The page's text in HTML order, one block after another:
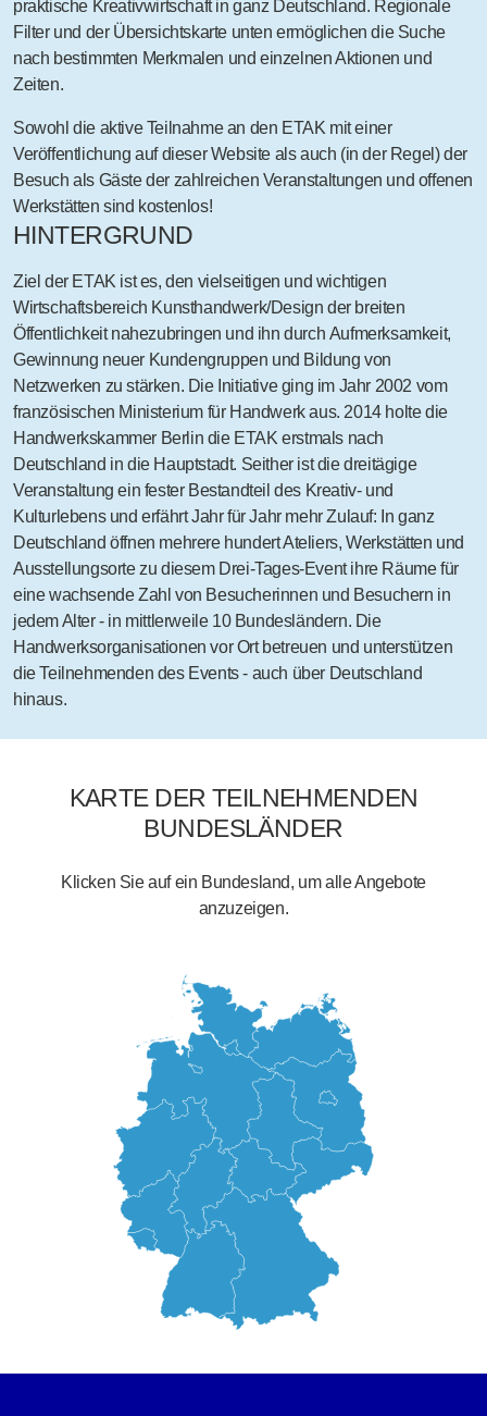
praktische Kreativwirtschaftin ganz Deutschland. Regionale
Filter und der Übersichtskarte unten ermöglichen die Suche
nach bestimmten Merkmalen und einzelnen Aktionen und
Zeiten.
Sowohl die aktive Teilnahme an den ETAK mit einer
Veröffentlichung auf dieser Website als auch (in der Regel) der
Besuch als Gäste der zahlreichen Veranstaltungen und offenen
Werkstätten sind kostenlos!
HINTERGRUND
Ziel der ETAK ist es, den vielseitigen und wichtigen
Wirtschaftsbereich Kunsthandwerk/Design der breiten
Öffentlichkeit nahezubringen und ihn durch Aufmerksamkeit,
Gewinnung neuer Kundengruppen und Bildung von
Netzwerken zu stärken. Die Initiative ging im Jahr 2002 vom
französischen Ministerium für Handwerk aus. 2014 holte die
Handwerkskammer Berlin die ETAK erstmals nach
Deutschland in die Hauptstadt. Seither ist die dreitägige
Veranstaltung ein fester Bestandteil des Kreativ- und
Kulturlebensund erfährt Jahr für Jahr mehr Zulauf: In ganz
Deutschland öffnen mehrere hundert Ateliers, Werkstätten und
Ausstellungsorte zu diesem Drei-Tages-Event ihre Räume für
eine wachsende Zahl von Besucherinnen und Besuchern in
jedem Alter ‑ in mittlerweile 10 Bundesländern. Die
Handwerksorganisationen vor Ort betreuen und unterstützen
die Teilnehmenden des Events - auch über Deutschland
hinaus.
KARTE DER TEILNEHMENDEN
BUNDESLÄNDER
Klicken Sie auf ein Bundesland, um alle Angebote
anzuzeigen.